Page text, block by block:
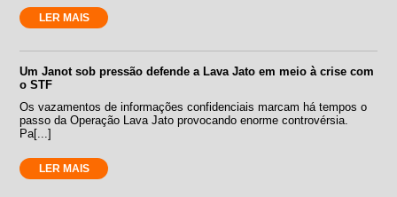
LER MAIS
Um Janot sob pressão defende a Lava Jato em meio à crise com
o STF
Os vazamentos de informações confidenciais marcam há tempos o
passo da Operação Lava Jato provocando enorme controvérsia.
Pa[...]
LER MAIS